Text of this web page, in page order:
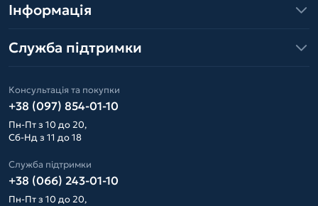
Інформація
Служба підтримки
Консультація та покупки
+38 (097) 854-01-10
Пн-Пт з 10 до 20,
Сб-Нд з 11 до 18
Служба підтримки
+38 (066) 243-01-10
Пн-Пт з 10 до 20,